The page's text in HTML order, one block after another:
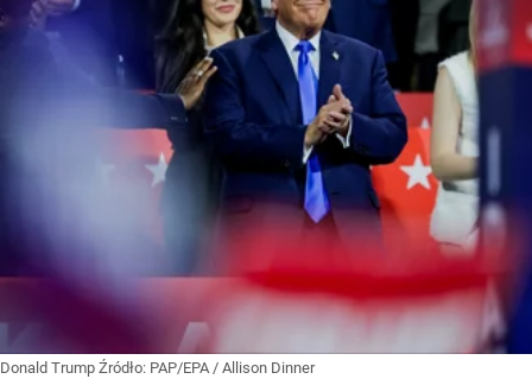
Donald Trump Źródło: PAP/EPA / Allison Dinner